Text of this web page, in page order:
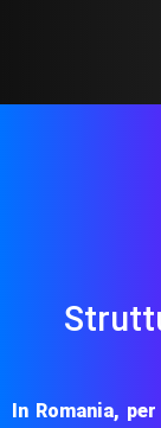
In Romania,